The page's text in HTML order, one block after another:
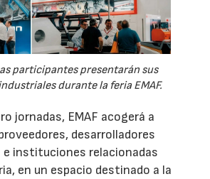
participantes presentarán sus
durante la feria EMAF.
jornadas, EMAF acogerá a
desarrolladores
instituciones relacionadas
en un espacio destinado a la